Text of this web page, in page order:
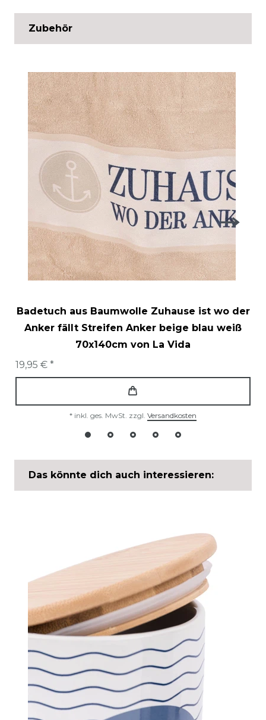
Zubehör
Badetuch aus Baumwolle Zuhause ist wo der
Anker fällt Streifen Anker beige blau weiß
70x140cm von La Vida
19,95 € *
* inkl. ges. MwSt. zzgl. Versandkosten
Das könnte dich auch interessieren: